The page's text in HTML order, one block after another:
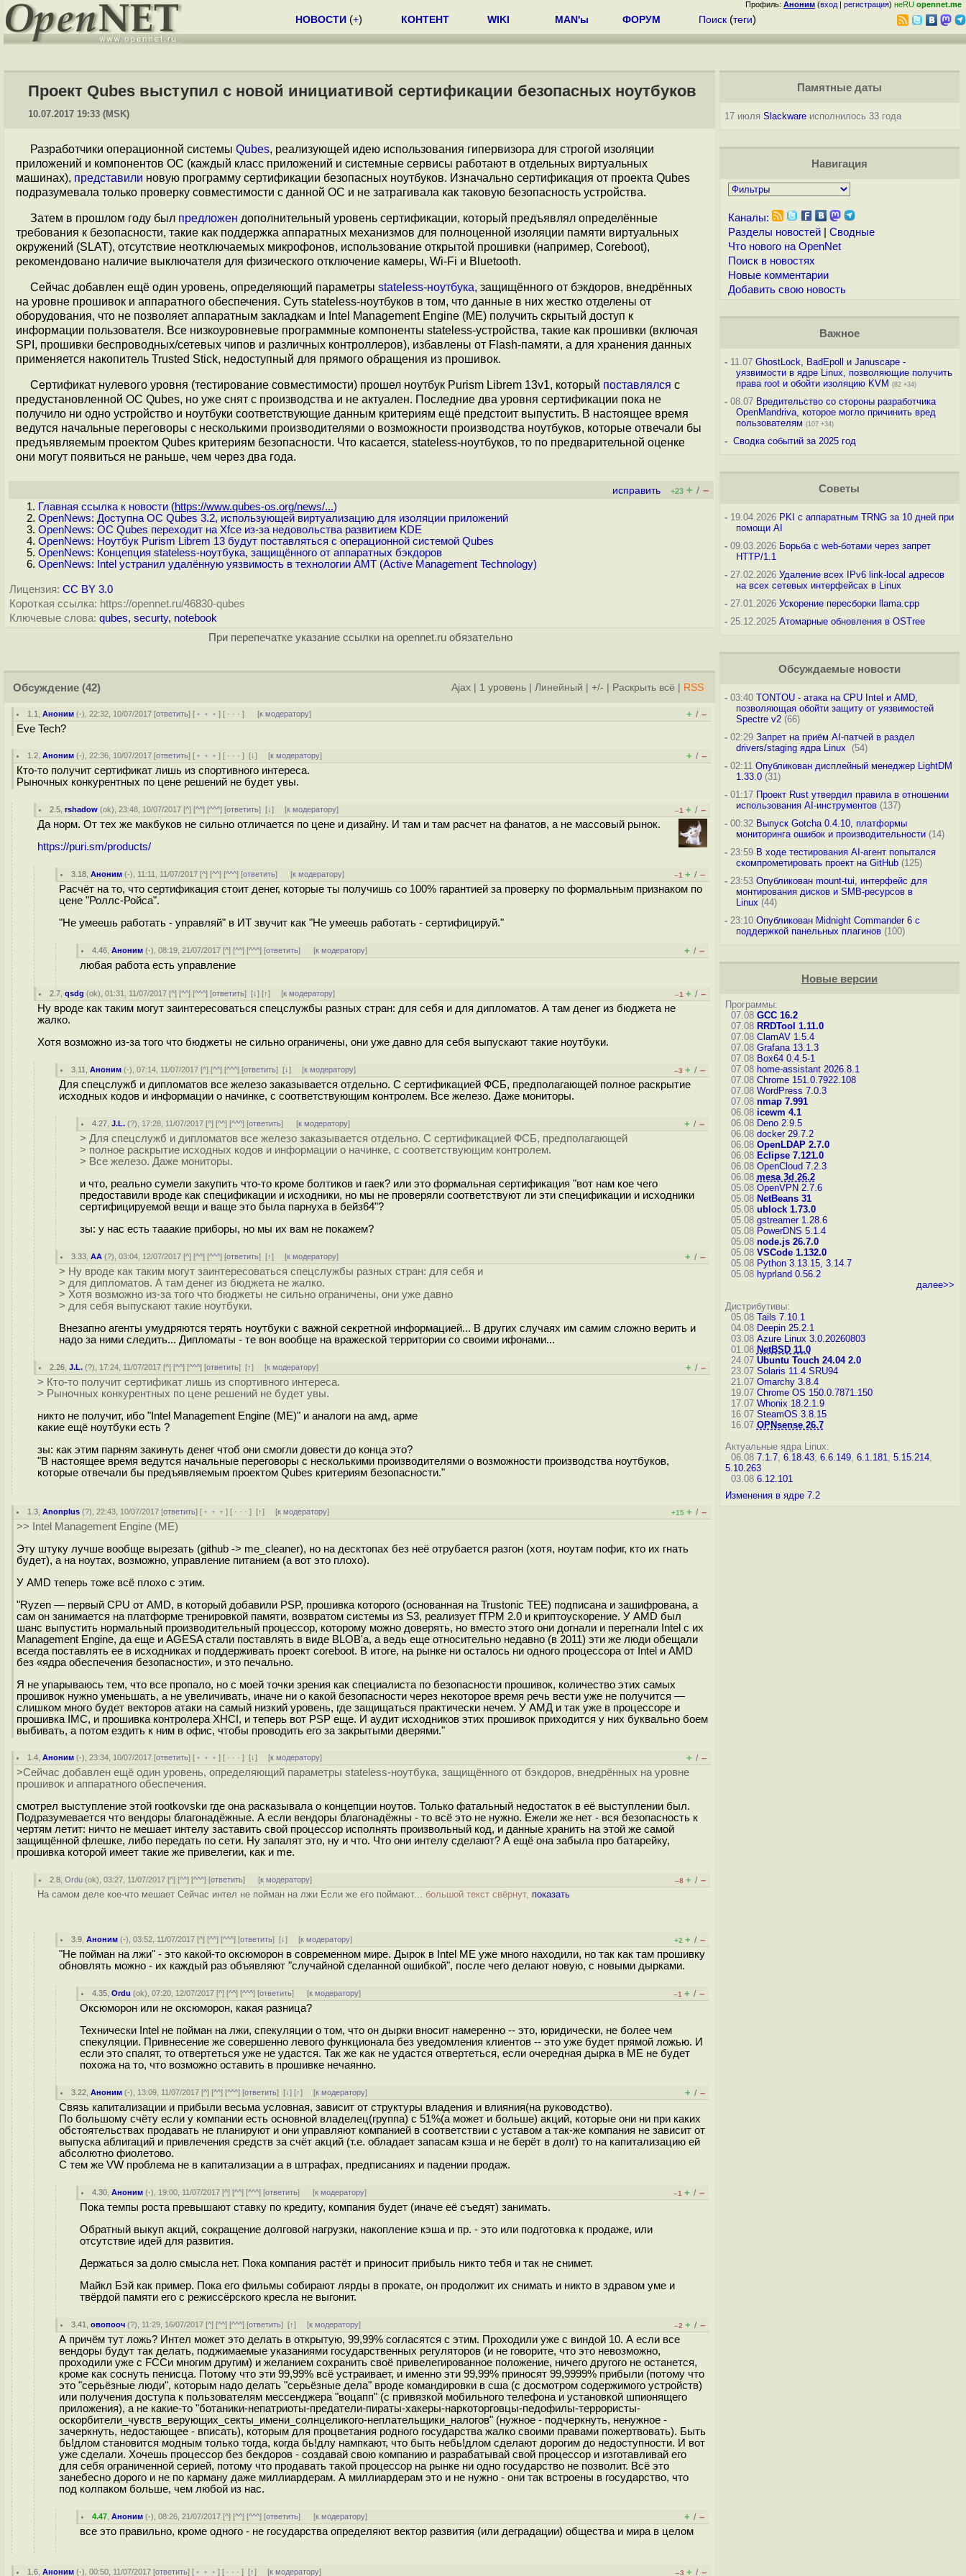
Профиль: Аноним (вход | регистрация) неRU opennet.me
НОВОСТИ (+) КОНТЕНТ WIKI MAN'ы ФОРУМ Поиск (теги)
Проект Qubes выступил с новой инициативой сертификации безопасных ноутбуков
10.07.2017 19:33 (MSK)
Разработчики операционной системы Qubes, реализующей идею использования гипервизора для строгой изоляции
приложений и компонентов ОС (каждый класс приложений и системные сервисы работают в отдельных виртуальных
машинах), представили новую программу сертификации безопасных ноутбуков. Изначально сертификация от проекта Qubes
подразумевала только проверку совместимости с данной ОС и не затрагивала как таковую безопасность устройства.
Затем в прошлом году был предложен дополнительный уровень сертификации, который предъявлял определённые
требования к безопасности, такие как поддержка аппаратных механизмов для полноценной изоляции памяти виртуальных
окружений (SLAT), отсутствие неотключаемых микрофонов, использование открытой прошивки (например, Coreboot),
рекомендовано наличие выключателя для физического отключение камеры, Wi-Fi и Bluetooth.
Сейчас добавлен ещё один уровень, определяющий параметры stateless-ноутбука, защищённого от бэкдоров, внедрённых
на уровне прошивок и аппаратного обеспечения. Суть stateless-ноутбуков в том, что данные в них жестко отделены от
оборудования, что не позволяет аппаратным закладкам и Intel Management Engine (ME) получить скрытый доступ к
информации пользователя. Все низкоуровневые программные компоненты stateless-устройства, такие как прошивки (включая
SPI, прошивки беспроводных/сетевых чипов и различных контроллеров), избавлены от Flash-памяти, а для хранения данных
применяется накопитель Trusted Stick, недоступный для прямого обращения из прошивок.
Сертификат нулевого уровня (тестирование совместимости) прошел ноутбук Purism Librem 13v1, который поставлялся с
предустановленной ОС Qubes, но уже снят с производства и не актуален. Последние два уровня сертификации пока не
получило ни одно устройство и ноутбуки соответствующие данным критериям ещё предстоит выпустить. В настоящее время
ведутся начальные переговоры с несколькими производителями о возможности производства ноутбуков, которые отвечали бы
предъявляемым проектом Qubes критериям безопасности. Что касается, stateless-ноутбуков, то по предварительной оценке
они могут появиться не раньше, чем через два года.
исправить +23 + / –
Главная ссылка к новости (https://www.qubes-os.org/news/...)
OpenNews: Доступна ОС Qubes 3.2, использующей виртуализацию для изоляции приложений
OpenNews: ОС Qubes переходит на Xfce из-за недовольства развитием KDE
OpenNews: Ноутбук Purism Librem 13 будут поставляться с операционной системой Qubes
OpenNews: Концепция stateless-ноутбука, защищённого от аппаратных бэкдоров
OpenNews: Intel устранил удалённую уязвимость в технологии AMT (Active Management Technology)
Лицензия: CC BY 3.0
Короткая ссылка: https://opennet.ru/46830-qubes
Ключевые слова: qubes, securty, notebook
При перепечатке указание ссылки на opennet.ru обязательно
Обсуждение (42) Ajax 1 уровень Линейный +/- Раскрыть всё RSS
1.1 ,Аноним (-), 22:32, 10/07/2017 [ответить] [ ﹢﹢﹢] [ · · ·] [к модератору] + / –
Eve Tech?
1.2 ,Аноним (-), 22:36, 10/07/2017 [ответить] [ ﹢﹢﹢] [ · · ·][↓] [к модератору] + / –
Кто-то получит сертификат лишь из спортивного интереса.
Рыночных конкурентных по цене решений не будет увы.
2.5 ,rshadow (ok), 23:48, 10/07/2017 [^] [^^] [^^^] [ответить][↓] [к модератору] –1 + / –
Да норм. От тех же макбуков не сильно отличается по цене и дизайну. И там и там расчет на фанатов, а не массовый рынок.
https://puri.sm/products/
3.18 ,Аноним (-), 11:11, 11/07/2017 [^] [^^] [^^^] [ответить] [к модератору] –1 + / –
Расчёт на то, что сертификация стоит денег, которые ты получишь со 100% гарантией за проверку по формальным признаком по
цене "Роллс-Ройса".
"Не умеешь работать - управляй" в ИТ звучит как "Не умеешь работать - сертифицируй."
4.46 ,Аноним (-), 08:19, 21/07/2017 [^] [^^] [^^^] [ответить] [к модератору] + / –
любая работа есть управление
2.7 ,qsdg (ok), 01:31, 11/07/2017 [^] [^^] [^^^] [ответить][↓] [↑] [к модератору] –1 + / –
Ну вроде как таким могут заинтересоваться спецслужбы разных стран: для себя и для дипломатов. А там денег из бюджета не
жалко.
Хотя возможно из-за того что бюджеты не сильно ограничены, они уже давно для себя выпускают такие ноутбуки.
3.11 ,Аноним (-), 07:14, 11/07/2017 [^] [^^] [^^^] [ответить][↓] [к модератору] –3 + / –
Для спецслужб и дипломатов все железо заказывается отдельно. С сертификацией ФСБ, предполагающей полное раскрытие
исходных кодов и информации о начинке, с соответствующим контролем. Все железо. Даже мониторы.
4.27 ,J.L. (?), 17:28, 11/07/2017 [^] [^^] [^^^] [ответить] [к модератору] + / –
> Для спецслужб и дипломатов все железо заказывается отдельно. С сертификацией ФСБ, предполагающей
> полное раскрытие исходных кодов и информации о начинке, с соответствующим контролем.
> Все железо. Даже мониторы.
и что, реально сумели закупить что-то кроме болтиков и гаек? или это формальная сертификация "вот нам кое чего
предоставили вроде как спецификации и исходники, но мы не проверяли соответствуют ли эти спецификации и исходники
сертифицируемой вещи и ваще это была парнуха в бейз64"?
зы: у нас есть тааакие приборы, но мы их вам не покажем?
3.33 ,АА (?), 03:04, 12/07/2017 [^] [^^] [^^^] [ответить][↑] [к модератору] + / –
> Ну вроде как таким могут заинтересоваться спецслужбы разных стран: для себя и
> для дипломатов. А там денег из бюджета не жалко.
> Хотя возможно из-за того что бюджеты не сильно ограничены, они уже давно
> для себя выпускают такие ноутбуки.
Внезапно агенты умудряются терять ноутбуки с важной секретной информацией... В других случаях им самим сложно верить и
надо за ними следить... Дипломаты - те вон вообще на вражеской территории со своими ифонами...
2.26 ,J.L. (?), 17:24, 11/07/2017 [^] [^^] [^^^] [ответить][↑] [к модератору] + / –
> Кто-то получит сертификат лишь из спортивного интереса.
> Рыночных конкурентных по цене решений не будет увы.
никто не получит, ибо "Intel Management Engine (ME)" и аналоги на амд, арме
какие ещё ноутбуки есть ?
зы: как этим парням закинуть денег чтоб они смогли довести до конца это?
"В настоящее время ведутся начальные переговоры с несколькими производителями о возможности производства ноутбуков,
которые отвечали бы предъявляемым проектом Qubes критериям безопасности."
1.3 ,Anonplus (?), 22:43, 10/07/2017 [ответить] [ ﹢﹢﹢] [ · · ·][↑] [к модератору] +15 + / –
>> Intel Management Engine (ME)
Эту штуку лучше вообще вырезать (github -> me_cleaner), но на десктопах без неё отрубается разгон (хотя, ноутам пофиг, кто их гнать
будет), а на ноутах, возможно, управление питанием (а вот это плохо).
У AMD теперь тоже всё плохо с этим.
"Ryzen — первый CPU от AMD, в который добавили PSP, прошивка которого (основанная на Trustonic TEE) подписана и зашифрована, а
сам он занимается на платформе тренировкой памяти, возвратом системы из S3, реализует fTPM 2.0 и криптоускорение. У AMD был
шанс выпустить нормальный производительный процессор, которому можно доверять, но вместо этого они догнали и перегнали Intel с их
Management Engine, да еще и AGESA стали поставлять в виде BLOB'а, а ведь еще относительно недавно (в 2011) эти же люди обещали
всегда поставлять ее в исходниках и поддерживать проект coreboot. В итоге, на рынке ни осталось ни одного процессора от Intel и AMD
без «ядра обеспечения безопасности», и это печально.
Я не упарываюсь тем, что все пропало, но с моей точки зрения как специалиста по безопасности прошивок, количество этих самых
прошивок нужно уменьшать, а не увеличивать, иначе ни о какой безопасности через некоторое время речь вести уже не получится —
слишком много будет векторов атаки на самый низкий уровень, где защищаться практически нечем. У АМД и так уже в процессоре и
прошивка IMC, и прошивка контролера XHCI, и теперь вот PSP еще. И аудит исходников этих прошивок приходится у них буквально боем
выбивать, а потом ездить к ним в офис, чтобы проводить его за закрытыми дверями."
1.4 ,Аноним (-), 23:34, 10/07/2017 [ответить] [ ﹢﹢﹢] [ · · ·][↓] [к модератору] + / –
>Сейчас добавлен ещё один уровень, определяющий параметры stateless-ноутбука, защищённого от бэкдоров, внедрённых на уровне
прошивок и аппаратного обеспечения.
смотрел выступление этой rootkovskи где она расказывала о концепции ноутов. Только фатальный недостаток в её выступлении был.
Подразумевается что вендоры благонадёжные. А если вендоры благонадёжны - то всё это не нужно. Ежели же нет - вся безопасность к
чертям летит: ничто не мешает интелу заставить свой процессор исполнять произвольный код, и данные хранить на этой же самой
защищённой флешке, либо передать по сети. Ну запалят это, ну и что. Что они интелу сделают? А ещё она забыла про батарейку,
прошивка которой имеет такие же привелегии, как и me.
2.8 ,Ordu (ok), 03:27, 11/07/2017 [^] [^^] [^^^] [ответить] [к модератору] –8 + / –
На самом деле кое-что мешает Сейчас интел не пойман на лжи Если же его поймают... большой текст свёрнут, показать
3.9 ,Аноним (-), 03:52, 11/07/2017 [^] [^^] [^^^] [ответить][↓] [к модератору] +2 + / –
"Не пойман на лжи" - это какой-то оксюморон в современном мире. Дырок в Intel ME уже много находили, но так как там прошивку
обновлять можно - их каждый раз объявляют "случайной сделанной ошибкой", после чего делают новую, с новыми дырками.
4.35 ,Ordu (ok), 07:20, 12/07/2017 [^] [^^] [^^^] [ответить] [к модератору] –1 + / –
Оксюморон или не оксюморон, какая разница?
Технически Intel не пойман на лжи, спекуляции о том, что он дырки вносит намеренно -- это, юридически, не более чем
спекуляции. Привнесение же совершенно левого функционала без уведомления клиентов -- это уже будет прямой ложью. И
если это спалят, то отвертеться уже не удастся. Так же как не удастся отвертеться, если очередная дырка в ME не будет
похожа на то, что возможно оставить в прошивке нечаянно.
3.22 ,Аноним (-), 13:09, 11/07/2017 [^] [^^] [^^^] [ответить][↓] [↑] [к модератору] + / –
Связь капитализации и прибыли весьма условная, зависит от структуры владения и влияния(на руководство).
По большому счёту если у компании есть основной владелец(группа) с 51%(а может и больше) акций, которые они ни при каких
обстоятельствах продавать не планируют и они управляют компанией в соответствии с уставом а так-же компания не зависит от
выпуска аблигаций и привлечения средств за счёт акций (т.е. обладает запасам кэша и не берёт в долг) то на капитализацию ей
абсолютно фиолетово.
С тем же VW проблема не в капитализации а в штрафах, предписаниях и падении продаж.
4.30 ,Аноним (-), 19:00, 11/07/2017 [^] [^^] [^^^] [ответить] [к модератору] –1 + / –
Пока темпы роста превышают ставку по кредиту, компания будет (иначе её съедят) занимать.
Обратный выкуп акций, сокращение долговой нагрузки, накопление кэша и пр. - это или подготовка к продаже, или
отсутствие идей для развития.
Держаться за долю смысла нет. Пока компания растёт и приносит прибыль никто тебя и так не снимет.
Майкл Бэй как пример. Пока его фильмы собирают лярды в прокате, он продолжит их снимать и никто в здравом уме и
твёрдой памяти его с режиссёрского кресла не выгонит.
3.41 ,овопооч (?), 11:29, 16/07/2017 [^] [^^] [^^^] [ответить][↑] [к модератору] –2 + / –
А причём тут ложь? Интел может это делать в открытую, 99,99% согласятся с этим. Проходили уже с виндой 10. А если все
вендоры будут так делать, поджимаемые указаниями государственных регуляторов (и не говорите, что это невозможно,
проходили уже с FCCи многим другим) и желанием сохранить своё привелегированное положение, ничего другого не останется,
кроме как соснуть пенисца. Потому что эти 99,99% всё устраивает, и именно эти 99,99% приносят 99,9999% прибыли (потому что
это "серьёзные люди", которым надо делать "серьёзные дела" вроде командировки в сша (с досмотром содержимого устройств)
или получения доступа к пользователям мессенджера "воцапп" (с привязкой мобильного телефона и установкой шпионящего
приложения), а не какие-то "ботаники-непатриоты-предатели-пираты-хакеры-наркоторговцы-педофилы-террористы-
оскорбители_чувств_верующих_секты_имени_солнцеликого-неплательщики_налогов" (нужное - подчеркнуть, ненужное -
зачеркнуть, недостающее - вписать), которым для процветания родного государства жалко своими правами пожертвовать). Быть
бь!длом становится модным только тогда, когда бь!длу нампкают, что быть небь!длом сделают дорогим до недоступности. И вот
уже сделали. Хочешь процессор без бекдоров - создавай свою компанию и разрабатывай свой процессор и изготавливай его
для себя ограниченной серией, потому что продавать такой процессор на рынке ни одно государство не позволит. Всё это
занебесно дорого и не по карману даже миллиардерам. А миллиардерам это и не нужно - они так встроены в государство, что
под колпаком больше, чем любой из нас.
4.47 ,Аноним (-), 08:26, 21/07/2017 [^] [^^] [^^^] [ответить] [к модератору] + / –
все это правильно, кроме одного - не государства определяют вектор развития (или деградации) общества и мира в целом
1.6 ,Аноним (-), 00:50, 11/07/2017 [ответить] [ ﹢﹢﹢] [ · · ·][↑] [к модератору] –3 + / –
Памятные даты
17 июля Slackwareисполнилось 33 года
Навигация
Каналы:
Разделы новостей| Сводные
Что нового на OpenNet
Поиск в новостях
Новые комментарии
Добавить свою новость
Важное
-11.07 GhostLock, BadEpoll и Januscape -
уязвимости в ядре Linux, позволяющие получить
права root и обойти изоляцию KVM (82 +34)
-08.07 Вредительство со стороны разработчика
OpenMandriva, которое могло причинить вред
пользователям (107 +34)
- Сводка событий за 2025 год
Советы
-19.04.2026 PKI с аппаратным TRNG за 10 дней при
помощи AI
-09.03.2026 Борьба с web-ботами через запрет
HTTP/1.1
-27.02.2026 Удаление всех IPv6 link-local адресов
на всех сетевых интерфейсах в Linux
-27.01.2026 Ускорение пересборки llama.cpp
-25.12.2025 Атомарные обновления в OSTree
Обсуждаемые новости
-03:40 TONTOU - атака на CPU Intel и AMD,
позволяющая обойти защиту от уязвимостей
Spectre v2(66)
-02:29 Запрет на приём AI-патчей в раздел
drivers/staging ядра Linux
(54)
-02:11 Опубликован дисплейный менеджер LightDM
1.33.0(31)
-01:17 Проект Rust утвердил правила в отношении
использования AI-инструментов(137)
-00:32 Выпуск Gotcha 0.4.10, платформы
мониторинга ошибок и производительности(14)
-23:59 В ходе тестирования AI-агент попытался
скомпрометировать проект на GitHub(125)
-23:53 Опубликован mount-tui, интерфейс для
монтирования дисков и SMB-ресурсов в
Linux (44)
-23:10 Опубликован Midnight Commander 6 c
поддержкой панельных плагинов(100)
Новые версии
Программы:
07.08 GCC 16.2
07.08 RRDTool 1.11.0
07.08 ClamAV 1.5.4
07.08 Grafana 13.1.3
07.08 Box64 0.4.5-1
07.08 home-assistant 2026.8.1
07.08 Chrome 151.0.7922.108
07.08 WordPress 7.0.3
07.08 nmap 7.991
06.08 icewm 4.1
06.08 Deno 2.9.5
06.08 docker 29.7.2
06.08 OpenLDAP 2.7.0
06.08 Eclipse 7.121.0
06.08 OpenCloud 7.2.3
06.08 mesa 3d 26.2
05.08 OpenVPN 2.7.6
05.08 NetBeans 31
05.08 ublock 1.73.0
05.08 gstreamer 1.28.6
05.08 PowerDNS 5.1.4
05.08 node.js 26.7.0
05.08 VSCode 1.132.0
05.08 Python 3.13.15, 3.14.7
05.08 hyprland 0.56.2
далее>>
Дистрибутивы:
05.08 Tails 7.10.1
04.08 Deepin 25.2.1
03.08 Azure Linux 3.0.20260803
01.08 NetBSD 11.0
24.07 Ubuntu Touch 24.04 2.0
23.07 Solaris 11.4 SRU94
21.07 Omarchy 3.8.4
19.07 Chrome OS 150.0.7871.150
17.07 Whonix 18.2.1.9
16.07 SteamOS 3.8.15
16.07 OPNsense 26.7
Актуальные ядра Linux:
06.08 7.1.7, 6.18.43, 6.6.149, 6.1.181, 5.15.214,
5.10.263
03.08 6.12.101
Изменения в ядре 7.2